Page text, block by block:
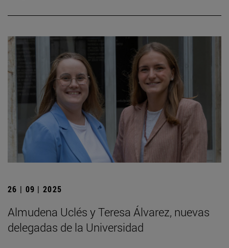
26 | 09 | 2025
Almudena Uclés y Teresa Álvarez, nuevas
delegadas de la Universidad